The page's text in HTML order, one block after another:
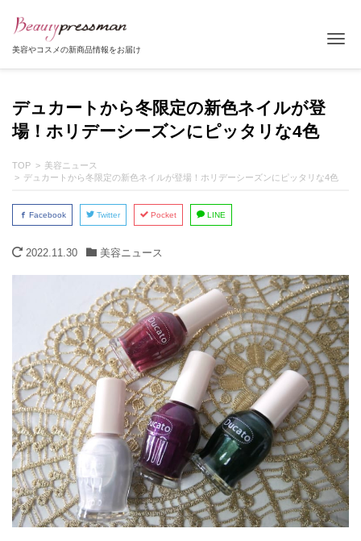
美容やコスメの新商品情報をお届け
デュカートから冬限定の新色ネイルが登
場！ホリデーシーズンにピッタリな4色
TOP
美容ニュース
デュカートから冬限定の新色ネイルが登場！ホリデーシーズンにピッタリな4色
Facebook Twitter Pocket LINE
2022.11.30 美容ニュース